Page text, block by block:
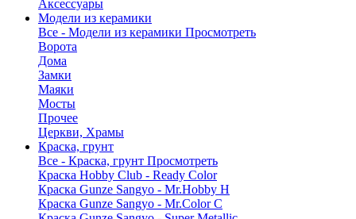
Аксессуары
Модели из керамики
Все - Модели из керамики Просмотреть
Ворота
Дома
Замки
Маяки
Мосты
Прочее
Церкви, Храмы
Краска, грунт
Все - Краска, грунт Просмотреть
Краска Hobby Club - Ready Color
Краска Gunze Sangyo - Mr.Hobby H
Краска Gunze Sangyo - Mr.Color C